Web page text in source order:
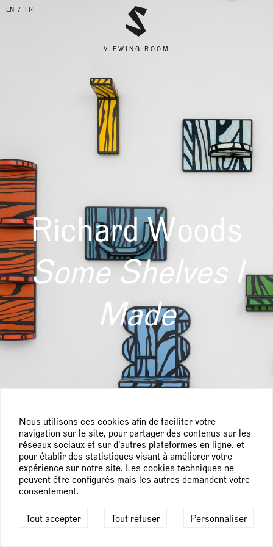
Nous utilisons ces cookies afin de faciliter votre
navigation sur le site, pour partager des contenus sur les
réseaux sociaux et sur d'autres plateformes en ligne, et
pour établir des statistiques visant à améliorer votre
expérience sur notre site. Les cookies techniques ne
peuvent être configurés mais les autres demandent votre
consentement.
Tout accepter Tout refuser Personnaliser
EN FR
VIEWING ROOM
Richard Woods
Some Shelves I
Made